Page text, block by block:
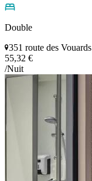
Double
351 route des Vouards
55,32 €
/Nuit